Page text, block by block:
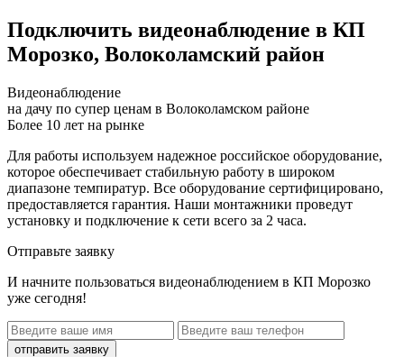
Подключить видеонаблюдение в КП
Морозко, Волоколамский район
Видеонаблюдение
на дачу по супер ценам в Волоколамском районе
Более 10 лет на рынке
Для работы используем надежное российское оборудование,
которое обеспечивает стабильную работу в широком
диапазоне темпиратур. Все оборудование сертифицировано,
предоставляется гарантия. Наши монтажники проведут
установку и подключение к сети всего за 2 часа.
Отправьте заявку
И начните пользоваться видеонаблюдением в КП Морозко
уже сегодня!
отправить заявку